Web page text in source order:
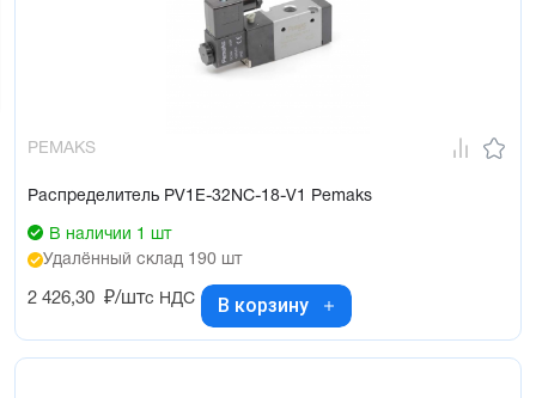
PEMAKS
Распределитель PV1E-32NC-18-V1 Pemaks
В наличии 1 шт
Удалённый склад 190 шт
2 426,30 ₽/штс НДС В корзину